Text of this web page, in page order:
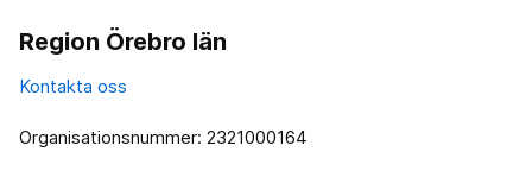
Region Örebro län
Kontakta oss
Organisationsnummer: 2321000164